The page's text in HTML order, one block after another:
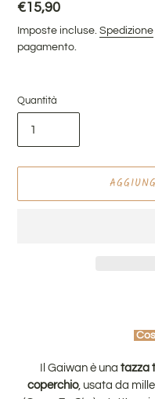
Prezzo
di
listino
€15,90
Imposte incluse. Spedizione
pagamento.
Quantità
Il Gaiwan è una tazza
coperchio, usata da